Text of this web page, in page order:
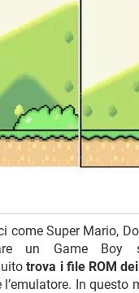
come Super Mario,
un Game Boy
trova i file ROM
In questo